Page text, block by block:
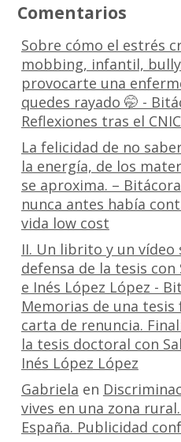
Comentarios
Sobre cómo el estrés
mobbing, infantil,
provocarte una
quedes rayado 🤭 -
Reflexiones tras el
La felicidad de no
la energía, de los
se aproxima. –
nunca antes había
vida low cost
II. Un librito y un vídeo
defensa de la tesis con
e Inés López López -
Memorias de una tesis
carta de renuncia.
la tesis doctoral con
Inés López López
Gabriela en
vives en una zona
España. Publicidad